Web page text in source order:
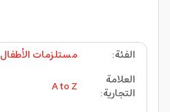
الفئة:
مستلزمات الأطفال
العلامة
التجارية:
A to Z